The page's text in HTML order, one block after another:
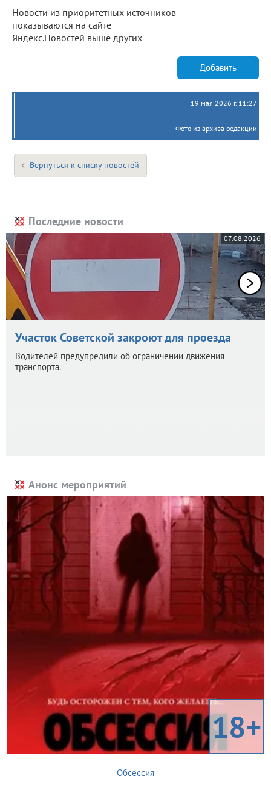
Новости из приоритетных источников
показываются на сайте
Яндекс.Новостей выше других
Добавить
19 мая 2026 г. 11:27
Фото из архива редакции
Вернуться к списку новостей
Последние новости
07.08.2026
Участок Советской закроют для проезда
Водителей предупредили об ограничении движения
транспорта.
Анонс мероприятий
18+
Обсессия